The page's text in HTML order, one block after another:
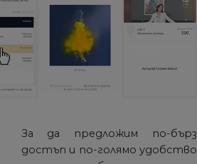
За да предложим по-бърз
достъп и по-голямо удобство